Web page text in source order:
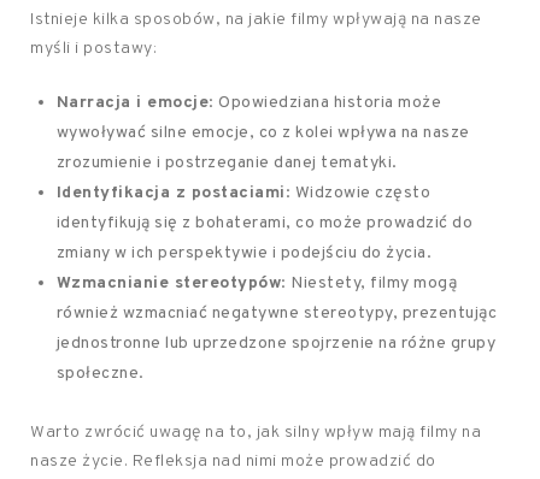
Istnieje kilka sposobów, na jakie filmy wpływają na nasze
myśli i postawy:
Narracja i emocje: Opowiedziana historia może
wywoływać silne emocje, co z kolei wpływa na nasze
zrozumienie i postrzeganie danej tematyki.
Identyfikacja z postaciami: Widzowie często
identyfikują się z bohaterami, co może prowadzić do
zmiany w ich perspektywie i podejściu do życia.
Wzmacnianie stereotypów: Niestety, filmy mogą
również wzmacniać negatywne stereotypy, prezentując
jednostronne lub uprzedzone spojrzenie na różne grupy
społeczne.
Warto zwrócić uwagę na to, jak silny wpływ mają filmy na
nasze życie. Refleksja nad nimi może prowadzić do